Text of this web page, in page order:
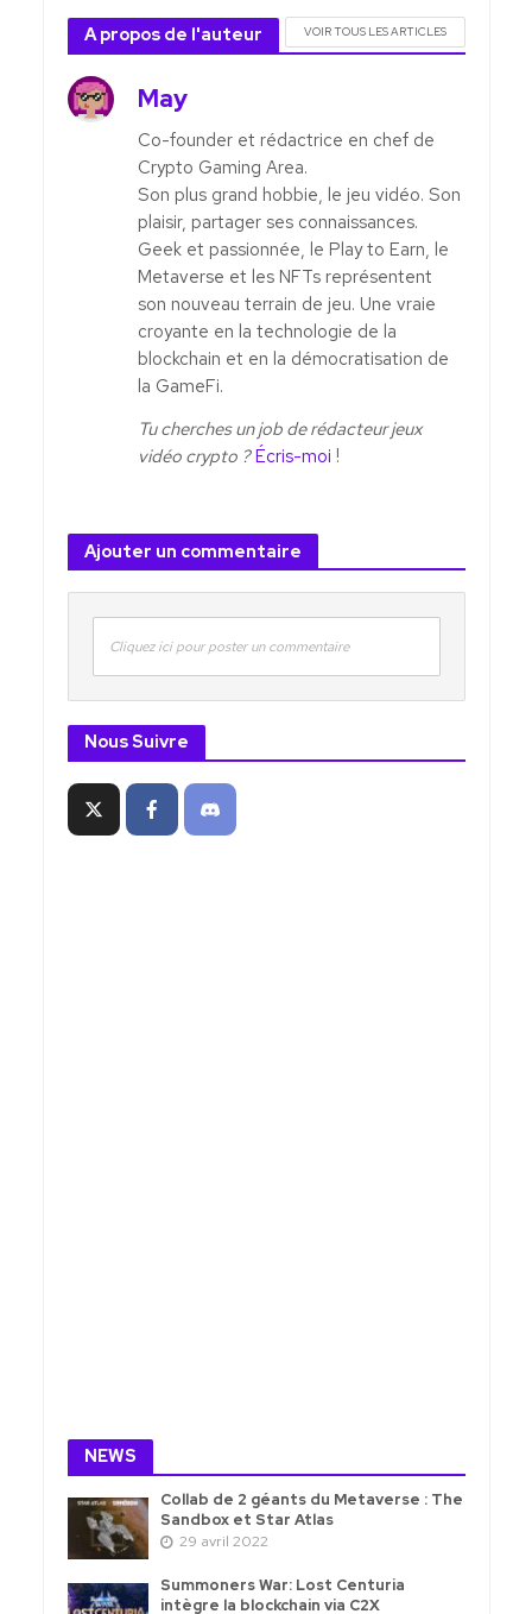
A propos de l'auteur VOIR TOUS LES ARTICLES
May
Co-founder et rédactrice en chef de
Crypto Gaming Area.
Son plus grand hobbie, le jeu vidéo. Son
plaisir, partager ses connaissances.
Geek et passionnée, le Play to Earn, le
Metaverse et les NFTs représentent
son nouveau terrain de jeu. Une vraie
croyante en la technologie de la
blockchain et en la démocratisation de
la GameFi.
Tu cherches un job de rédacteur jeux
vidéo crypto ? Écris-moi !
Ajouter un commentaire
Cliquez ici pour poster un commentaire
Nous Suivre
NEWS
Collab de 2 géants du Metaverse : The
Sandbox et Star Atlas
29 avril 2022
Summoners War: Lost Centuria
intègre la blockchain via C2X